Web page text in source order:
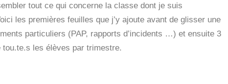
tout ce qui concerne la classe dont je suis
les premières feuilles que j’y ajoute avant de glisser une
particuliers (PAP, rapports d’incidents …) et ensuite 3
les élèves par trimestre.